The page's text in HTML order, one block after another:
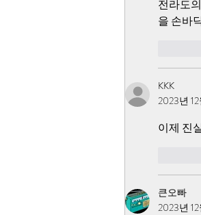
발했다는
전라도
을 손바
KKK
2023년
이제 진
큰오빠
2023년